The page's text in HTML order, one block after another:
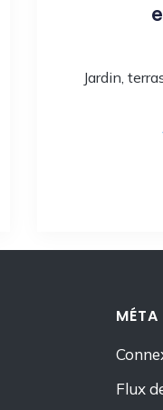
Jardin,
MÉTA
Flux